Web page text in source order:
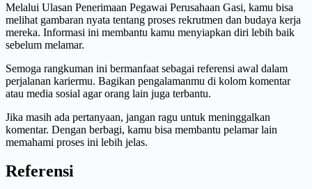
Melalui Ulasan Penerimaan Pegawai Perusahaan Gasi, kamu bisa
melihat gambaran nyata tentang proses rekrutmen dan budaya kerja
mereka. Informasi ini membantu kamu menyiapkan diri lebih baik
sebelum melamar.
Semoga rangkuman ini bermanfaat sebagai referensi awal dalam
perjalanan kariermu. Bagikan pengalamanmu di kolom komentar
atau media sosial agar orang lain juga terbantu.
Jika masih ada pertanyaan, jangan ragu untuk meninggalkan
komentar. Dengan berbagi, kamu bisa membantu pelamar lain
memahami proses ini lebih jelas.
Referensi